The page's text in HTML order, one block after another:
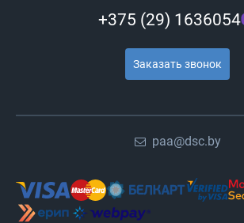
+375 (29) 1636054
Заказать звонок
paa@dsc.by